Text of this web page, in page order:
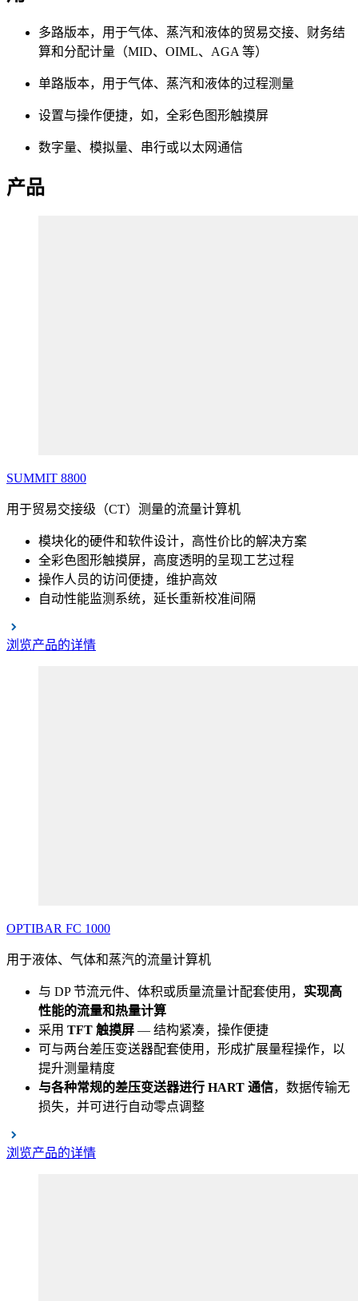
多路版本，用于气体、蒸汽和液体的贸易交接、财务结
算和分配计量（MID、OIML、AGA 等）
单路版本，用于气体、蒸汽和液体的过程测量
设置与操作便捷，如，全彩色图形触摸屏
数字量、模拟量、串行或以太网通信
产品
SUMMIT 8800
用于贸易交接级（CT）测量的流量计算机
模块化的硬件和软件设计，高性价比的解决方案
全彩色图形触摸屏，高度透明的呈现工艺过程
操作人员的访问便捷，维护高效
自动性能监测系统，延长重新校准间隔
浏览产品的详情
OPTIBAR FC 1000
用于液体、气体和蒸汽的流量计算机
与 DP 节流元件、体积或质量流量计配套使用， 实现高
性能的流量和热量计算
采用 TFT 触摸屏 — 结构紧凑，操作便捷
可与两台差压变送器配套使用，形成扩展量程操作，以
提升测量精度
与各种常规的差压变送器进行 HART 通信，数据传输无
损失，并可进行自动零点调整
浏览产品的详情